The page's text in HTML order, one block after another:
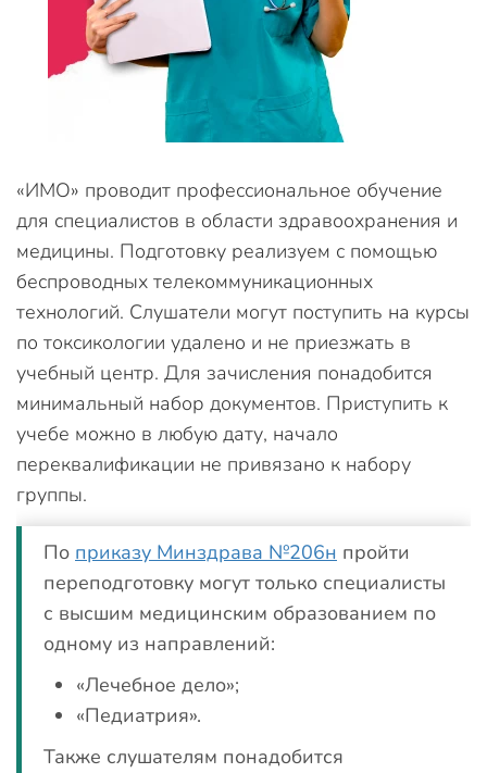
«ИМО» проводит профессиональное обучение
для специалистов в области здравоохранения и
медицины. Подготовку реализуем с помощью
беспроводных телекоммуникационных
технологий. Слушатели могут поступить на курсы
по токсикологии удалено и не приезжать в
учебный центр. Для зачисления понадобится
минимальный набор документов. Приступить к
учебе можно в любую дату, начало
переквалификации не привязано к набору
группы.
По приказу Минздрава №206н пройти
переподготовку могут только специалисты
с высшим медицинским образованием по
одному из направлений:
«Лечебное дело»;
«Педиатрия».
Также слушателям понадобится